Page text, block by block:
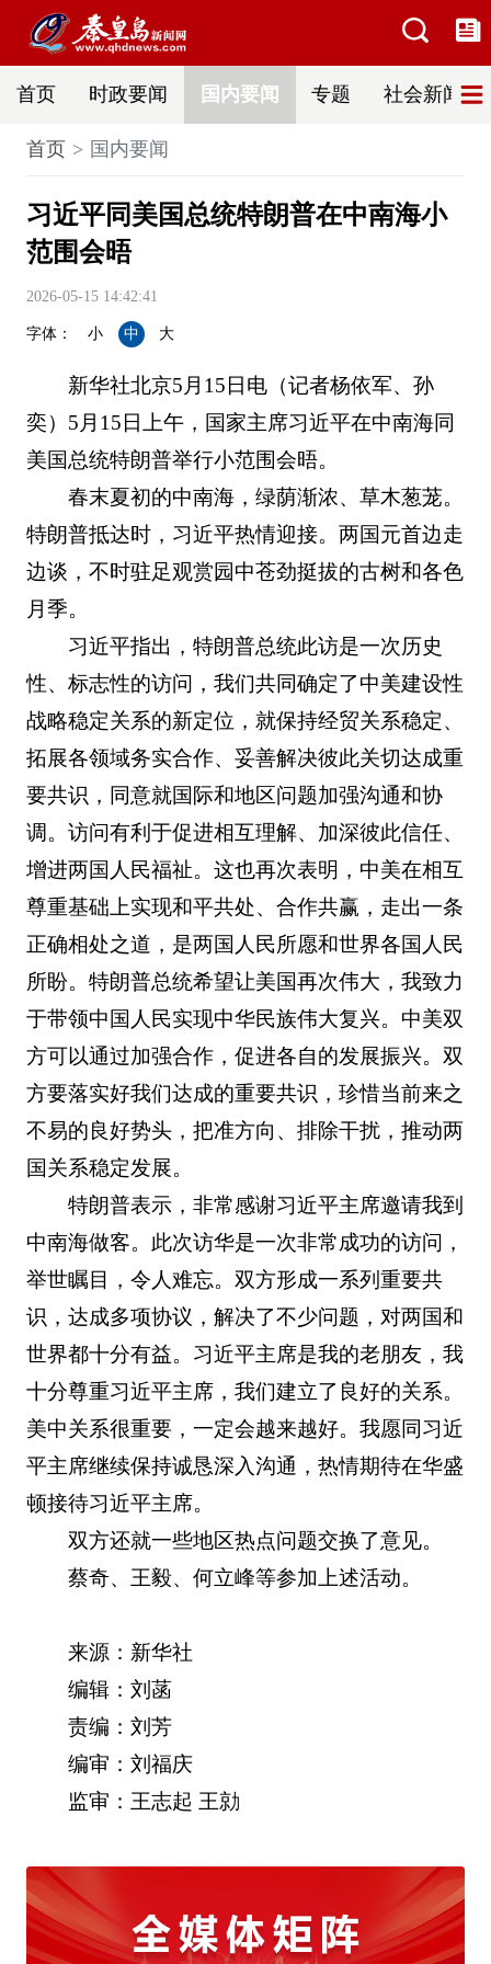
首页 时政要闻 国内要闻 专题 社会新闻
首页 国内要闻
习近平同美国总统特朗普在中南海小
范围会晤
2026-05-15 14:42:41
字体： 小 中 大
新华社北京5月15日电（记者杨依军、孙
奕）5月15日上午，国家主席习近平在中南海同
美国总统特朗普举行小范围会晤。
春末夏初的中南海，绿荫渐浓、草木葱茏。
特朗普抵达时，习近平热情迎接。两国元首边走
边谈，不时驻足观赏园中苍劲挺拔的古树和各色
月季。
习近平指出，特朗普总统此访是一次历史
性、标志性的访问，我们共同确定了中美建设性
战略稳定关系的新定位，就保持经贸关系稳定、
拓展各领域务实合作、妥善解决彼此关切达成重
要共识，同意就国际和地区问题加强沟通和协
调。访问有利于促进相互理解、加深彼此信任、
增进两国人民福祉。这也再次表明，中美在相互
尊重基础上实现和平共处、合作共赢，走出一条
正确相处之道，是两国人民所愿和世界各国人民
所盼。特朗普总统希望让美国再次伟大，我致力
于带领中国人民实现中华民族伟大复兴。中美双
方可以通过加强合作，促进各自的发展振兴。双
方要落实好我们达成的重要共识，珍惜当前来之
不易的良好势头，把准方向、排除干扰，推动两
国关系稳定发展。
特朗普表示，非常感谢习近平主席邀请我到
中南海做客。此次访华是一次非常成功的访问，
举世瞩目，令人难忘。双方形成一系列重要共
识，达成多项协议，解决了不少问题，对两国和
世界都十分有益。习近平主席是我的老朋友，我
十分尊重习近平主席，我们建立了良好的关系。
美中关系很重要，一定会越来越好。我愿同习近
平主席继续保持诚恳深入沟通，热情期待在华盛
顿接待习近平主席。
双方还就一些地区热点问题交换了意见。
蔡奇、王毅、何立峰等参加上述活动。
来源：新华社
编辑：刘菡
责编：刘芳
编审：刘福庆
监审：王志起 王勍